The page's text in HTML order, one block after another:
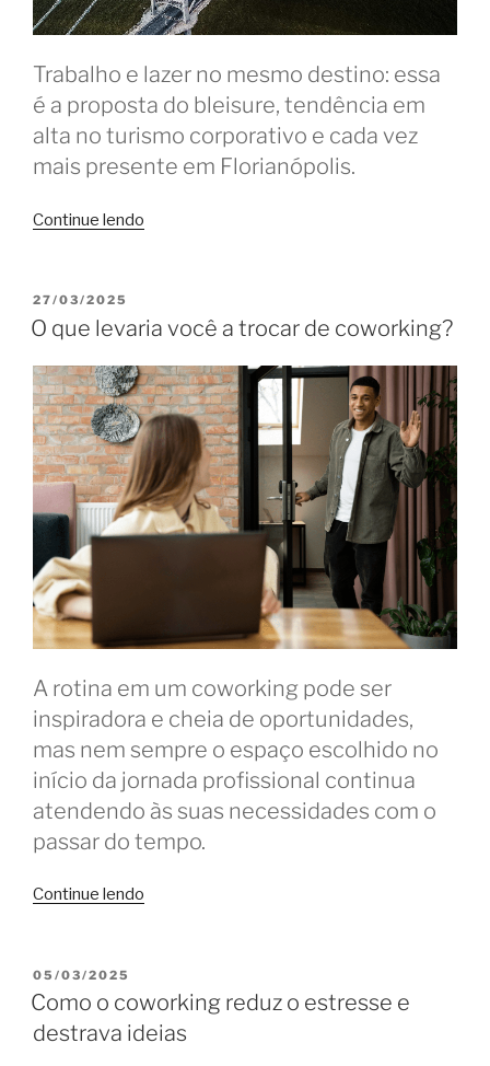
Trabalho e lazer no mesmo destino: essa
é a proposta do bleisure, tendência em
alta no turismo corporativo e cada vez
mais presente em Florianópolis.
Continue lendo
e
no
bleisure”
PUBLICADO
EM
27/03/2025
O que levaria você a trocar de coworking?
A rotina em um coworking pode ser
inspiradora e cheia de oportunidades,
mas nem sempre o espaço escolhido no
início da jornada profissional continua
atendendo às suas necessidades com o
passar do tempo.
Continue lendo
a
trocar
PUBLICADO
EM
05/03/2025
Como o coworking reduz o estresse e
destrava ideias